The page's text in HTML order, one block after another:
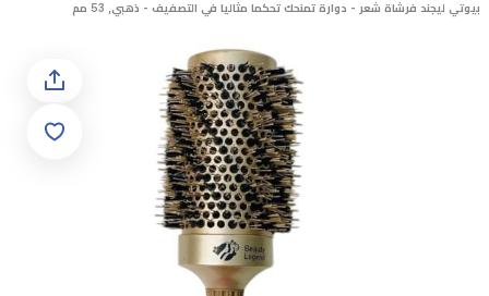
بيوتي ليجند فرشاة شعر - دوارة تمنحك تحكما مثاليا في التصفيف - ذهبي, 53 مم